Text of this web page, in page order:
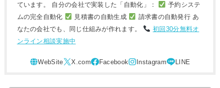
ています。 自分の会社で実装した「自動化」：
予約システ
ムの完全自動化
見積書の自動生成
請求書の自動発行 あ
なたの会社でも、同じ仕組みが作れます。
初回30分無料オ
ンライン相談実施中